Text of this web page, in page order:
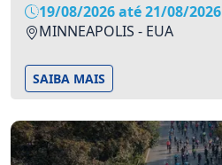
19/08/2026 até 21/08/2026
MINNEAPOLIS - EUA
SAIBA MAIS